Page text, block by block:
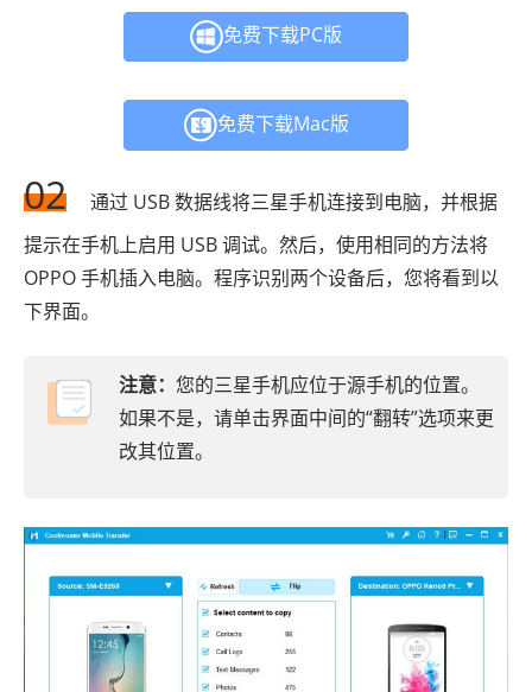
免费下载PC版
免费下载Mac版
02
通过 USB 数据线将三星手机连接到电脑，并根据
提示在手机上启用 USB 调试。然后，使用相同的方法将
OPPO 手机插入电脑。程序识别两个设备后，您将看到以
下界面。
注意： 您的三星手机应位于源手机的位置。
如果不是，请单击界面中间的“翻转”选项来更
改其位置。